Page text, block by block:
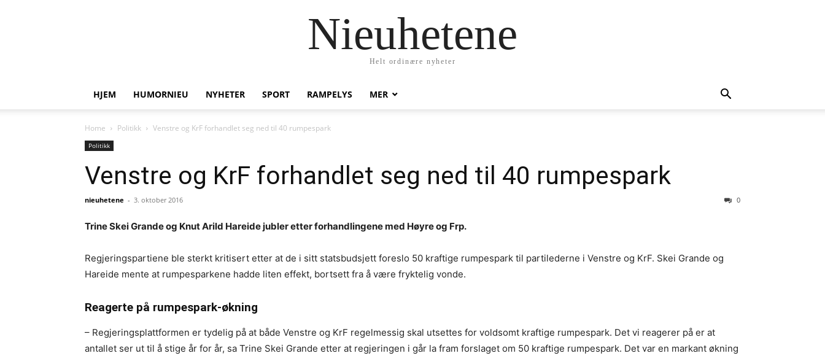
Nieuhetene
Helt ordinære nyheter
HJEM HUMORNIEU NYHETER SPORT RAMPELYS MER
Home Politikk Venstre og KrF forhandlet seg ned til 40 rumpespark
Politikk
Venstre og KrF forhandlet seg ned til 40 rumpespark
nieuhetene - 3. oktober 2016 0
Trine Skei Grande og Knut Arild Hareide jubler etter forhandlingene med Høyre og Frp.
Regjeringspartiene ble sterkt kritisert etter at de i sitt statsbudsjett foreslo 50 kraftige rumpespark til partilederne i Venstre og KrF. Skei Grande og
Hareide mente at rumpesparkene hadde liten effekt, bortsett fra å være fryktelig vonde.
Reagerte på rumpespark-økning
– Regjeringsplattformen er tydelig på at både Venstre og KrF regelmessig skal utsettes for voldsomt kraftige rumpespark. Det vi reagerer på er at
antallet ser ut til å stige år for år, sa Trine Skei Grande etter at regjeringen i går la fram forslaget om 50 kraftige rumpespark. Det var en markant økning